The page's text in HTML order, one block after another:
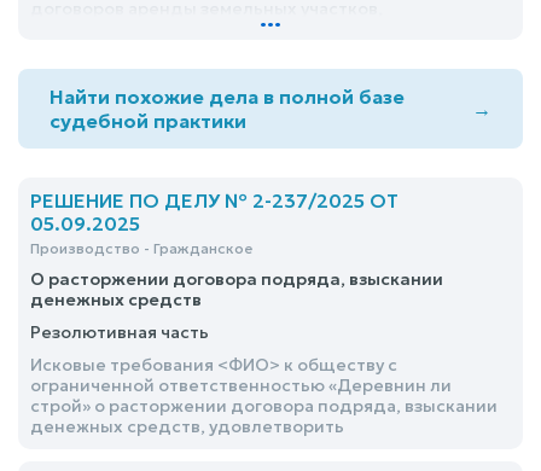
...
Найти похожие дела в полной базе
судебной практики
→
РЕШЕНИЕ ПО ДЕЛУ № 2-237/2025 ОТ
05.09.2025
Производство - Гражданское
О расторжении договора подряда, взыскании
денежных средств
Резолютивная часть
Исковые требования <ФИО> к обществу с
ограниченной ответственностью «Деревнин ли
строй» о расторжении договора подряда, взыскании
денежных средств, удовлетворить